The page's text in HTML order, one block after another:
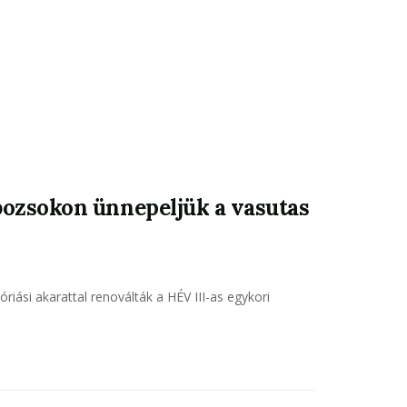
ünnepeljük a vasutas
akarattal renoválták a HÉV III-as egykori